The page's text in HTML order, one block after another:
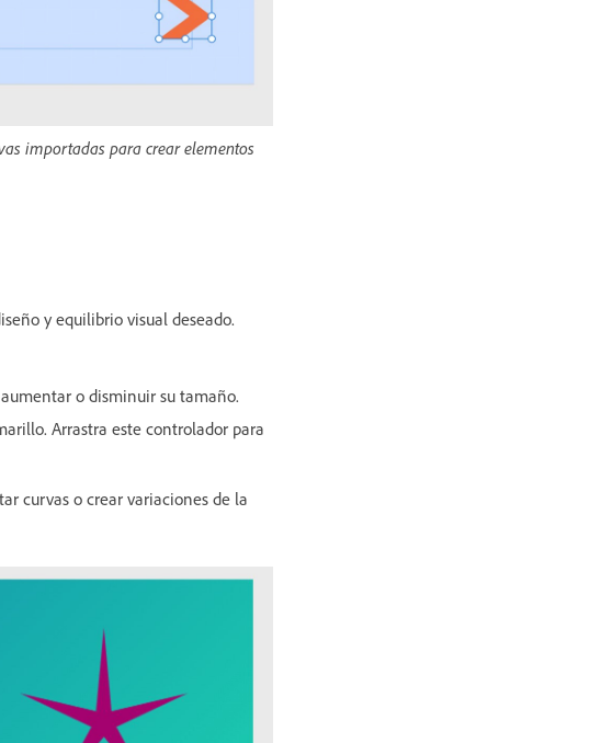
importadas para crear elementos
y equilibrio visual deseado.
o disminuir su tamaño.
Arrastra este controlador para
curvas o crear variaciones de la